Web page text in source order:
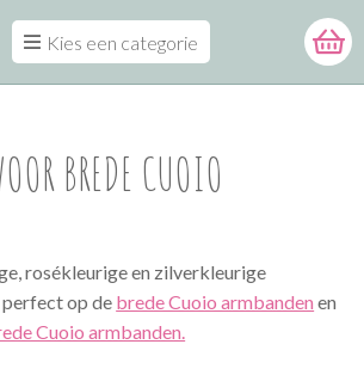
Kies een categorie
BREDE CUOIO
rosékleurige en zilverkleurige
perfect op de brede Cuoio armbanden en
Cuoio armbanden.